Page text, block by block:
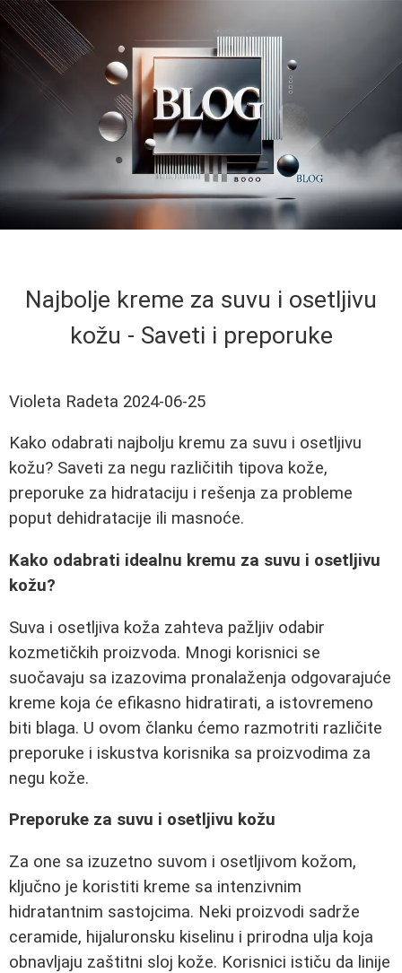
Najbolje kreme za suvu i osetljivu
kožu - Saveti i preporuke
Violeta Radeta 2024-06-25
Kako odabrati najbolju kremu za suvu i osetljivu
kožu? Saveti za negu različitih tipova kože,
preporuke za hidrataciju i rešenja za probleme
poput dehidratacije ili masnoće.
Kako odabrati idealnu kremu za suvu i osetljivu
kožu?
Suva i osetljiva koža zahteva pažljiv odabir
kozmetičkih proizvoda. Mnogi korisnici se
suočavaju sa izazovima pronalaženja odgovarajuće
kreme koja će efikasno hidratirati, a istovremeno
biti blaga. U ovom članku ćemo razmotriti različite
preporuke i iskustva korisnika sa proizvodima za
negu kože.
Preporuke za suvu i osetljivu kožu
Za one sa izuzetno suvom i osetljivom kožom,
ključno je koristiti kreme sa intenzivnim
hidratantnim sastojcima. Neki proizvodi sadrže
ceramide, hijaluronsku kiselinu i prirodna ulja koja
obnavljaju zaštitni sloj kože. Korisnici ističu da linije